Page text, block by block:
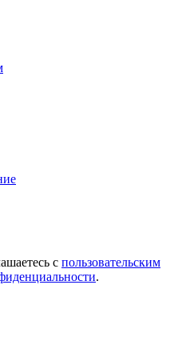
с пользовательским
.